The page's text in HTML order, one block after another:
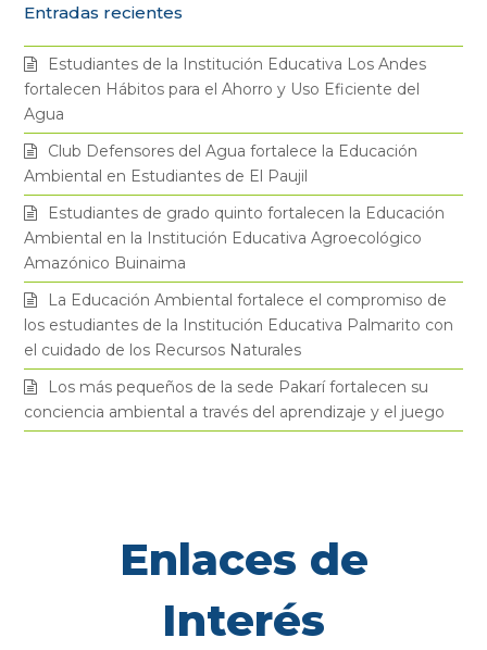
i
t
t
e
r
c
e
b
o
o
k
s
t
a
g
r
a
m
u
t
u
b
e
Entradas recientes
Estudiantes de la Institución Educativa Los Andes
fortalecen Hábitos para el Ahorro y Uso Eficiente del
Agua
Club Defensores del Agua fortalece la Educación
Ambiental en Estudiantes de El Paujil
Estudiantes de grado quinto fortalecen la Educación
Ambiental en la Institución Educativa Agroecológico
Amazónico Buinaima
La Educación Ambiental fortalece el compromiso de
los estudiantes de la Institución Educativa Palmarito con
el cuidado de los Recursos Naturales
Los más pequeños de la sede Pakarí fortalecen su
conciencia ambiental a través del aprendizaje y el juego
Enlaces de
Interés